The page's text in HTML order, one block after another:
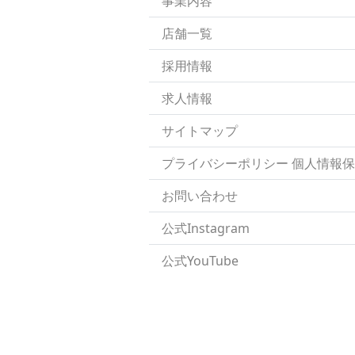
店舗一覧
採用情報
求人情報
サイトマップ
プライバシーポリシー 個人情報
お問い合わせ
公式Instagram
公式YouTube